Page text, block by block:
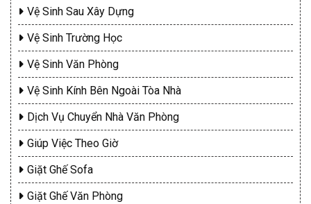
Vệ Sinh Sau Xây Dựng
Vệ Sinh Trường Học
Vệ Sinh Văn Phòng
Vệ Sinh Kính Bên Ngoài Tòa Nhà
Dịch Vụ Chuyển Nhà Văn Phòng
Giúp Việc Theo Giờ
Giặt Ghế Sofa
Giặt Ghế Văn Phòng